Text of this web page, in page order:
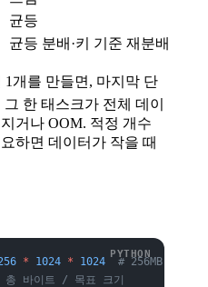
균등
균등 분배·키 기준 재분배
1개를 만들면, 마지막 단
그 한 태스크가 전체 데이
거나 OOM. 적정 개수
하면 데이터가 작을 때
* 1024 * 1024
  # 256MB
총 바이트 / 목표 크기